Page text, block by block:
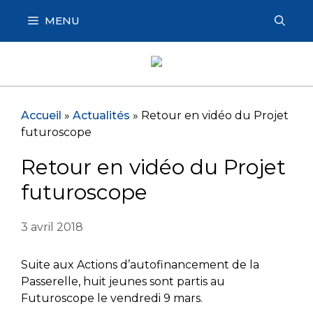
contenu
MENU
Accueil » Actualités » Retour en vidéo du Projet
futuroscope
Retour en vidéo du Projet
futuroscope
3 avril 2018
Suite aux Actions d’autofinancement de la
Passerelle, huit jeunes sont partis au
Futuroscope le vendredi 9 mars.